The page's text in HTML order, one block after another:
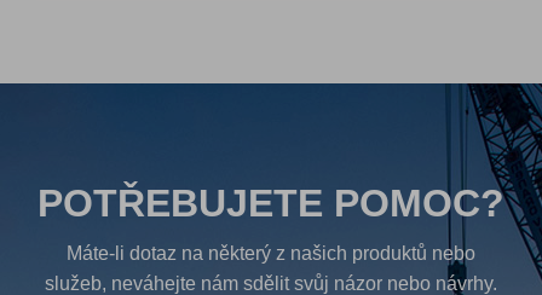
POTŘEBUJETE POMOC?
Máte-li dotaz na některý z našich produktů nebo
služeb, neváhejte nám sdělit svůj názor nebo návrhy.